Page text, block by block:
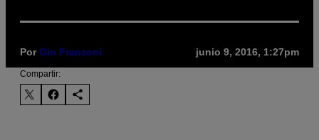
PorGio Franzoni junio 9, 2016, 1:27pm
Compartir: